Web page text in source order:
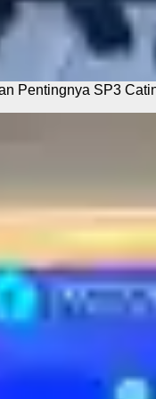
Pentingnya SP3